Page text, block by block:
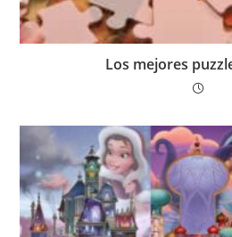
Los mejores